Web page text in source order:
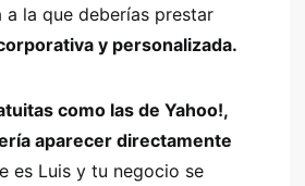
a la que deberías prestar
y personalizada.
como las de Yahoo!,
aparecer directamente
es Luis y tu negocio se